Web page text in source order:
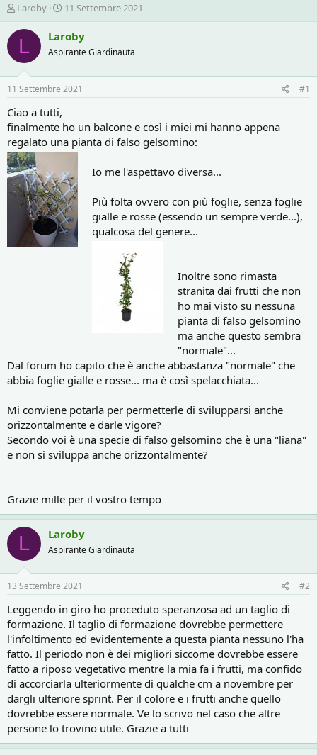
C
r
e
t
o
e
D
s
c
u
s
s
o
Laroby
D
a
t
a
d
i
n
z
i
o
11 Settembre 2021
L Laroby
Aspirante Giardinauta
11 Settembre 2021 #1
Ciao a tutti,
finalmente ho un balcone e così i miei mi hanno appena
regalato una pianta di falso gelsomino:
Io me l'aspettavo diversa...
Più folta ovvero con più foglie, senza foglie
gialle e rosse (essendo un sempre verde...),
qualcosa del genere...
Inoltre sono rimasta
stranita dai frutti che non
ho mai visto su nessuna
pianta di falso gelsomino
ma anche questo sembra
"normale"...
Dal forum ho capito che è anche abbastanza "normale" che
abbia foglie gialle e rosse... ma è così spelacchiata...
Mi conviene potarla per permetterle di svilupparsi anche
orizzontalmente e darle vigore?
Secondo voi è una specie di falso gelsomino che è una "liana"
e non si sviluppa anche orizzontalmente?
Grazie mille per il vostro tempo
L Laroby
Aspirante Giardinauta
13 Settembre 2021 #2
Leggendo in giro ho proceduto speranzosa ad un taglio di
formazione. Il taglio di formazione dovrebbe permettere
l'infoltimento ed evidentemente a questa pianta nessuno l'ha
fatto. Il periodo non è dei migliori siccome dovrebbe essere
fatto a riposo vegetativo mentre la mia fa i frutti, ma confido
di accorciarla ulteriormente di qualche cm a novembre per
dargli ulteriore sprint. Per il colore e i frutti anche quello
dovrebbe essere normale. Ve lo scrivo nel caso che altre
persone lo trovino utile. Grazie a tutti